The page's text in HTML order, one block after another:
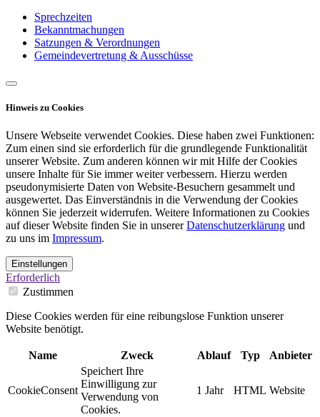
Sprechzeiten
Bekanntmachungen
Satzungen & Verordnungen
Gemeindevertretung & Ausschüsse
Hinweis zu Cookies
Unsere Webseite verwendet Cookies. Diese haben zwei Funktionen:
Zum einen sind sie erforderlich für die grundlegende Funktionalität
unserer Website. Zum anderen können wir mit Hilfe der Cookies
unsere Inhalte für Sie immer weiter verbessern. Hierzu werden
pseudonymisierte Daten von Website-Besuchern gesammelt und
ausgewertet. Das Einverständnis in die Verwendung der Cookies
können Sie jederzeit widerrufen. Weitere Informationen zu Cookies
auf dieser Website finden Sie in unsererDatenschutzerklärung und
zu uns im Impressum.
Einstellungen
Erforderlich
Zustimmen
Diese Cookies werden für eine reibungslose Funktion unserer
Website benötigt.
Name Zweck Ablauf Typ Anbieter
CookieConsent
Speichert Ihre
Einwilligung zur
Verwendung von
Cookies.
1 Jahr HTML Website